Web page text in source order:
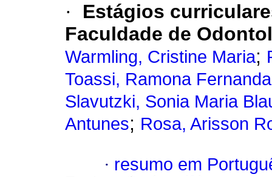
·
Estágios
Faculdade de
Warmling, Cristine Maria;
Toassi, Ramona
Slavutzki, Sonia Maria
Antunes; Rosa, Arisson
· resumo em